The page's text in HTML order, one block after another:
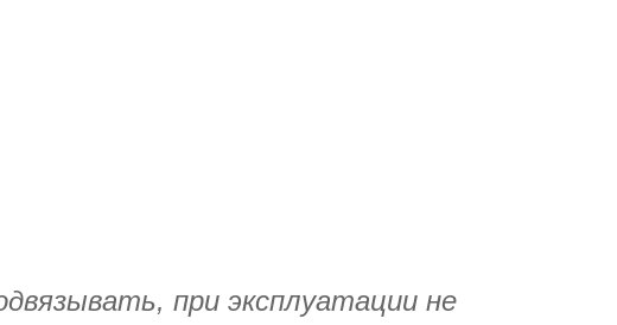
при эксплуатации не